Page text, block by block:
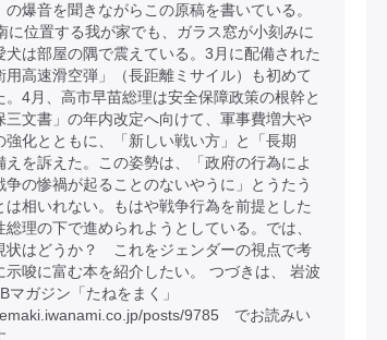
の爆音を聞きながらこの原稿を書いている。
に位置する我が家でも、ガラス窓が小刻みに
犬は部屋の隅で震えている。3月に配備された
用高速滑空弾」（長距離ミサイル）も初めて
。4月、高市早苗総理は安全保障政策の根幹と
三文書」の年内改定へ向けて、軍事費増大や
強化とともに、「新しい戦い方」と「長期
えを訴えた。この姿勢は、「政府の行為によ
争の惨禍が起ることのないやうに」とうたう
は相いれない。もはや戦争行為を前提とした
総理の下で進められようとしている。では、
状はどうか？ これをジェンダーの視点で考
示唆に富む本を紹介したい。 つづきは、 岩波
マガジン「たねをまく」
posts/9785 でお読みい